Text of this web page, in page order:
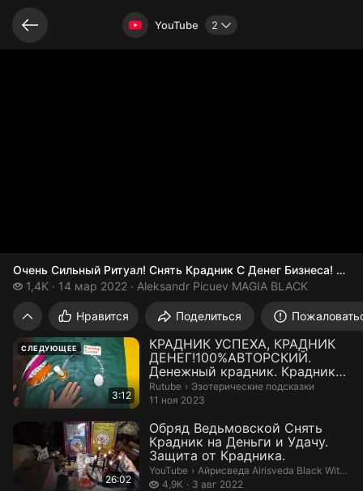
Видео открыто YouTube 2
1,4K
1,4 тысяч просмотров
14 мар 2022 Aleksandr Picuev MAGIA BLACK
Нравится Поделиться
Связанные видео
СЛЕДУЮЩЕЕ
3:12
КРАДНИК УСПЕХА, КРАДНИК
ДЕНЕГ!100%АВТОРСКИЙ.
Денежный крадник. Крадник
ритуал. Алекса...
Rutube › Эзотерические подсказки.
Эзотерические подсказки
11 ноя 2023
26:02
Обряд Ведьмовской Снять
Крадник на Деньги и Удачу.
Защита от Крадника.
YouTube › Айрисведа Airisveda Black Witch
Айрисведа Airisveda Black Witch 🧹 Necromancer 🔮
4,9K
4,9 тысяч просмотров
3 авг 2022